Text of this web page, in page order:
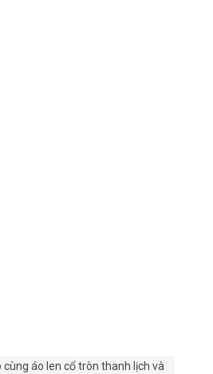
áo len cổ tròn thanh lịch và